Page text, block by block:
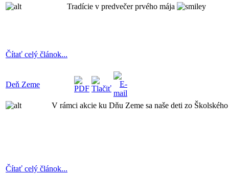
Tradície v predvečer prvého mája
Čítať celý článok...
Deň Zeme
V rámci akcie ku Dňu Zeme sa naše deti zo
Čítať celý článok...